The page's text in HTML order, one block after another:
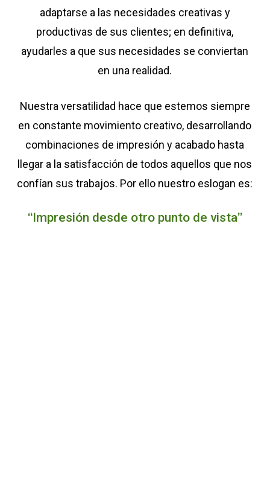
adaptarse a las necesidades creativas y
productivas de sus clientes; en definitiva,
ayudarles a que sus necesidades se conviertan
en una realidad.
Nuestra versatilidad hace que estemos siempre
en constante movimiento creativo, desarrollando
combinaciones de impresión y acabado hasta
llegar a la satisfacción de todos aquellos que nos
confían sus trabajos. Por ello nuestro eslogan es:
“Impresión desde otro punto de vista”